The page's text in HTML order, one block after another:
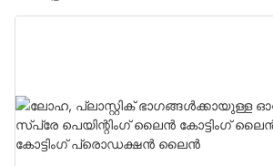
ഡിജിറ്റൽ പ്രിന്റർ